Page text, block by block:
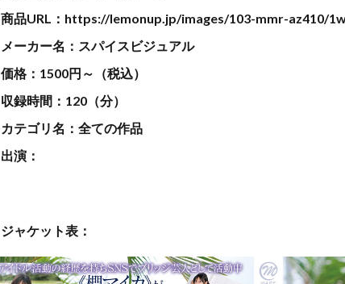
商品URL：https://lemonup.jp/images/103-mmr-az410/
メーカー名：スパイスビジュアル
価格：1500円～（税込）
収録時間：120（分）
カテゴリ名：全ての作品
出演：
ジャケット表：